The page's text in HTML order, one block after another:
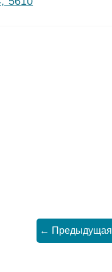
← Предыдущая